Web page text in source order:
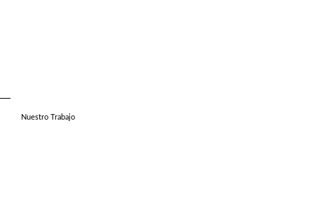
Nuestro Trabajo